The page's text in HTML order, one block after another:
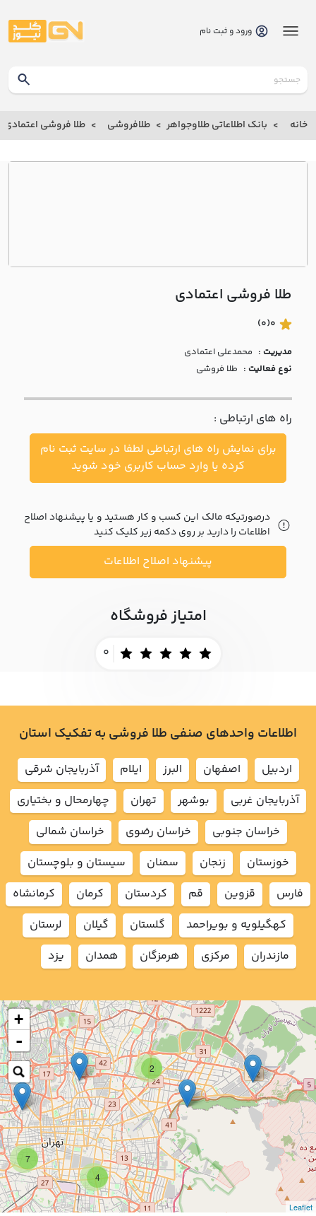
بانک
بانک
اطلاعاتی
درباره
با ما
مقالات
اخبار
پرسش
متداول
خواست
ورود و ثبت نام
خانه بانک اطلاعاتی طلاوجواهر طلافروشی طلا فروشی اعتمادي
طلا فروشی اعتمادي
0
(0)
مدیریت : محمدعلي اعتمادي
نوع فعالیت : طلا فروشی
راه های ارتباطی :
برای نمایش راه های ارتباطی لطفا در سایت ثبت نام
کرده یا وارد حساب کاربری خود شوید
درصورتیکه مالک این کسب و کار هستید و یا پیشنهاد اصلاح
اطلاعات را دارید بر روی دکمه زیر کلیک کنید
پیشنهاد اصلاح اطلاعات
امتیاز فروشگاه
0
7
2
4
+
-
Leaflet
اطلاعات واحدهای صنفی طلا فروشی به تفکیک استان
اردبيل اصفهان البرز ايلام
آذربايجان شرقي
آذربايجان غربي
بوشهر تهران
چهارمحال و بختياري
خراسان جنوبي
خراسان رضوي
خراسان شمالي
خوزستان
زنجان سمنان
سيستان و بلوچستان
فارس
قزوين قم كردستان كرمان
كرمانشاه
كهگيلويه و بويراحمد
گلستان گيلان
لرستان
مازندران
مركزي هرمزگان همدان يزد